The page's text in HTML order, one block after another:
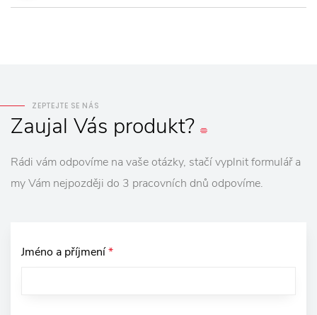
ZEPTEJTE SE NÁS
Zaujal Vás produkt?
Rádi vám odpovíme na vaše otázky, stačí vyplnit formulář a
my Vám nejpozději do 3 pracovních dnů odpovíme.
Jméno a příjmení*